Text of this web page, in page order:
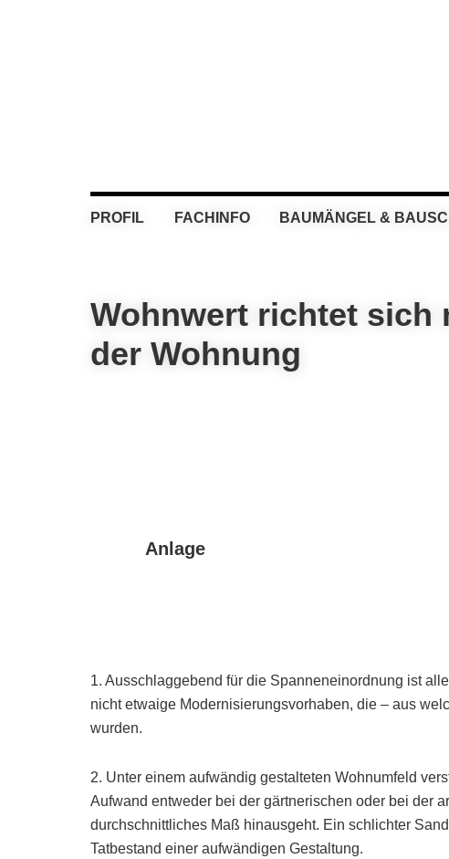
PROFIL FACHINFO BAUMÄNGEL &
Wohnwert richtet sich
der Wohnung
Anlage
1. Ausschlaggebend für die Spanneneinordnung ist
nicht etwaige Modernisierungsvorhaben, die – aus
wurden.
2. Unter einem aufwändig gestalteten Wohnumfeld
Aufwand entweder bei der gärtnerischen oder bei der
durchschnittliches Maß hinausgeht. Ein schlichter
Tatbestand einer aufwändigen Gestaltung.